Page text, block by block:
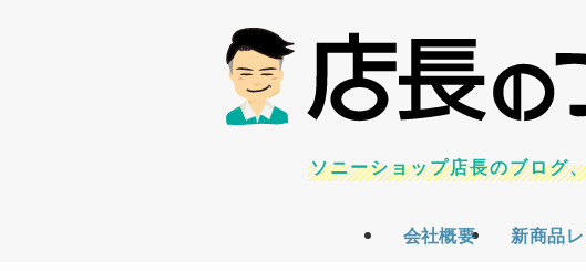
会社概要 新商品
ソニーショップ店長のブログ